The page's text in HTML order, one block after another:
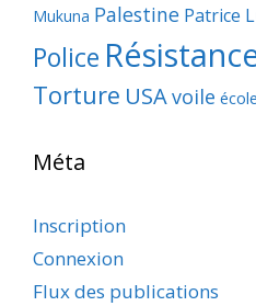
Mukuna Palestine Patrice
Police
Torture USAvoile école
Méta
Inscription
Connexion
Flux des publications